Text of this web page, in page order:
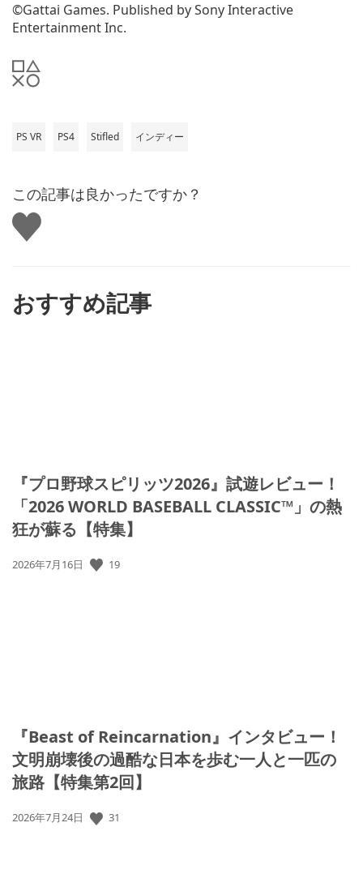
©Gattai Games. Published by Sony Interactive
Entertainment Inc.
PS VR PS4 Stifled インディー
この記事は良かったですか？
い
い
おすすめ記事
『プロ野球スピリッツ2026』試遊レビュー！
「2026 WORLD BASEBALL CLASSIC™」の熱
狂が蘇る【特集】
公
2026年7月16日 19
『Beast of Reincarnation』インタビュー！
文明崩壊後の過酷な日本を歩む一人と一匹の
旅路【特集第2回】
公
2026年7月24日 31